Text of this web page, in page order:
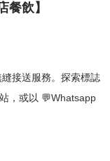
飲】
接送服務。探索標誌
，或以 💬Whatsapp